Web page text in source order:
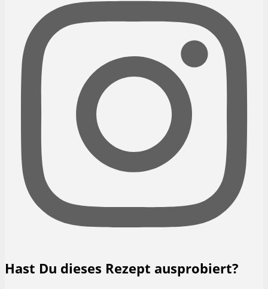
Hast Du dieses Rezept ausprobiert?